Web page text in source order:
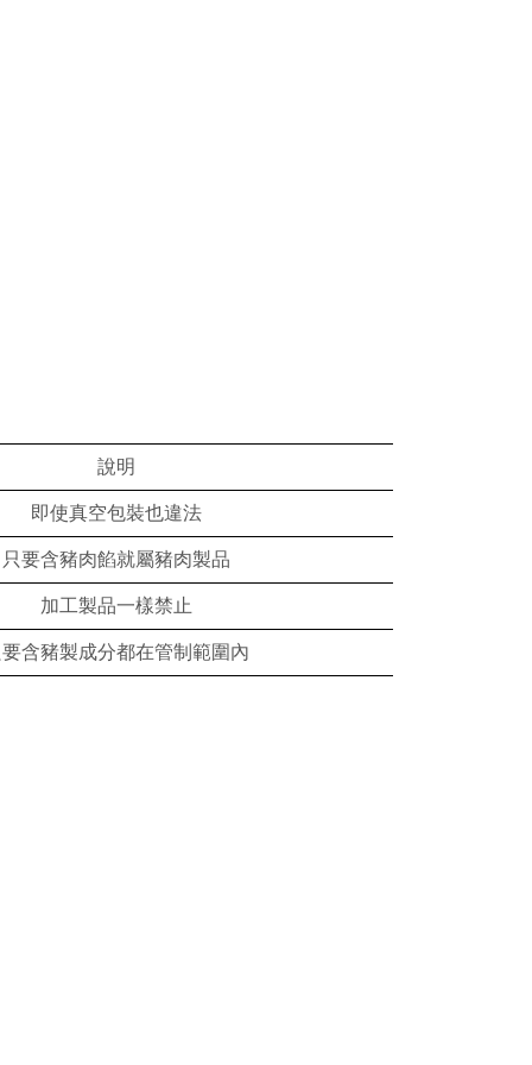
說明
即使真空包裝也違法
只要含豬肉餡就屬豬肉製品
加工製品一樣禁止
含豬製成分都在管制範圍內